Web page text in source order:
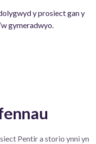
y prosiect gan y
gymeradwyo.
Pentir a storio ynni yn